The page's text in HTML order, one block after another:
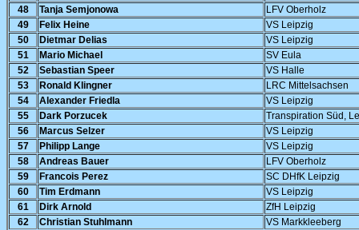
48 Tanja Semjonowa
LFV Oberholz
49
Felix Heine
VS Leipzig
50
Dietmar Delias
VS Leipzig
51
Mario Michael
SV Eula
52
Sebastian Speer
VS Halle
53
Ronald Klingner
LRC Mittelsachsen
54
Alexander Friedla
VS Leipzig
55
Dark Porzucek
Transpiration Süd,
56
Marcus Selzer
VS Leipzig
57
Philipp Lange
VS Leipzig
58
Andreas Bauer
LFV Oberholz
59
Francois Perez
SC DHfK Leipzig
60
Tim Erdmann
VS Leipzig
61
Dirk Arnold
ZfH Leipzig
62
Christian Stuhlmann
VS Markkleeberg